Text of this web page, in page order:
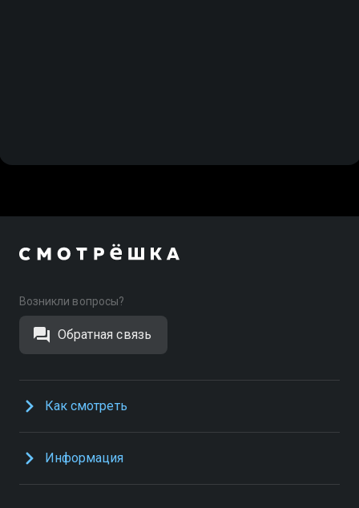
Возникли вопросы?
Обратная связь
Как смотреть
Информация